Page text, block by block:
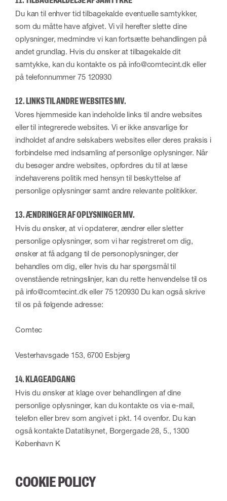
Du kan til enhver tid tilbagekalde eventuelle samtykker,
som du måtte have afgivet. Vi vil herefter slette dine
oplysninger, medmindre vi kan fortsætte behandlingen på
andet grundlag. Hvis du ønsker at tilbagekalde dit
samtykke, kan du kontakte os på info@comtecint.dk eller
på telefonnummer 75 120930
12. LINKS TIL ANDRE WEBSITES MV.
Vores hjemmeside kan indeholde links til andre websites
eller til integrerede websites. Vi er ikke ansvarlige for
indholdet af andre selskabers websites eller deres praksis i
forbindelse med indsamling af personlige oplysninger. Når
du besøger andre websites, opfordres du til at læse
indehaverens politik med hensyn til beskyttelse af
personlige oplysninger samt andre relevante politikker.
13. ÆNDRINGER AF OPLYSNINGER MV.
Hvis du ønsker, at vi opdaterer, ændrer eller sletter
personlige oplysninger, som vi har registreret om dig,
ønsker at få adgang til de personoplysninger, der
behandles om dig, eller hvis du har spørgsmål til
ovenstående retningslinjer, kan du rette henvendelse til os
på info@comtecint.dk eller 75 120930 Du kan også skrive
til os på følgende adresse:
Comtec
Vesterhavsgade 153, 6700 Esbjerg
14. KLAGEADGANG
Hvis du ønsker at klage over behandlingen af dine
personlige oplysninger, kan du kontakte os via e-mail,
telefon eller brev som angivet i pkt. 14 ovenfor. Du kan
også kontakte Datatilsynet, Borgergade 28, 5., 1300
København K
COOKIE POLICY